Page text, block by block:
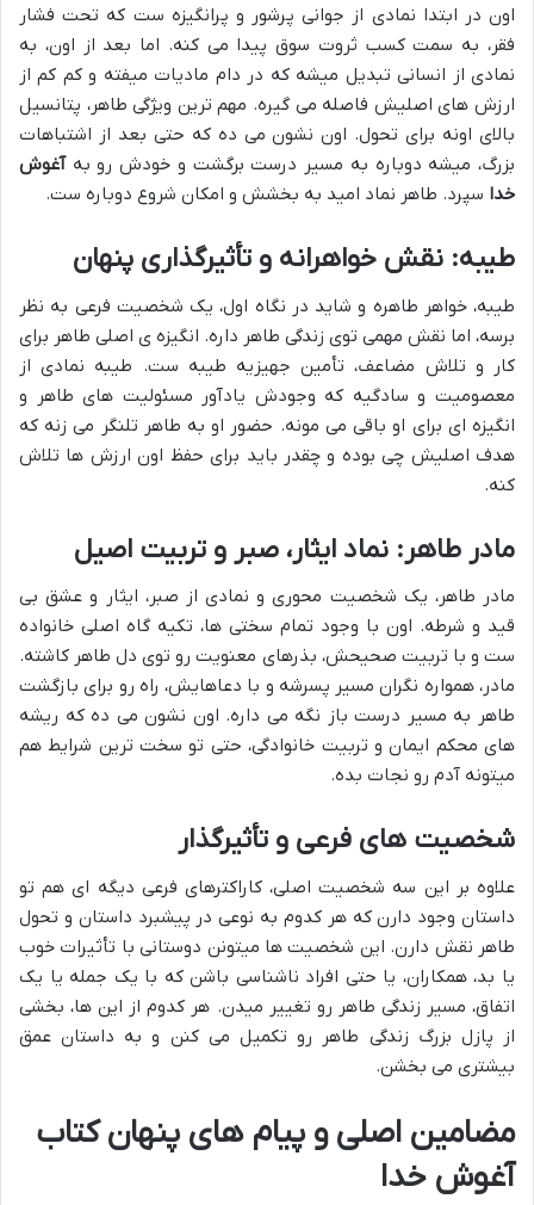
اون در ابتدا نمادی از جوانی پرشور و پرانگیزه ست که تحت فشار
فقر، به سمت کسب ثروت سوق پیدا می کنه. اما بعد از اون، به
نمادی از انسانی تبدیل میشه که در دام مادیات میفته و کم کم از
ارزش های اصلیش فاصله می گیره. مهم ترین ویژگی طاهر، پتانسیل
بالای اونه برای تحول. اون نشون می ده که حتی بعد از اشتباهات
بزرگ، میشه دوباره به مسیر درست برگشت و خودش رو بهآغوش
خدا سپرد. طاهر نماد امید به بخشش و امکان شروع دوباره ست.
طیبه: نقش خواهرانه و تأثیرگذاری پنهان
طیبه، خواهر طاهره و شاید در نگاه اول، یک شخصیت فرعی به نظر
برسه، اما نقش مهمی توی زندگی طاهر داره. انگیزه ی اصلی طاهر برای
کار و تلاش مضاعف، تأمین جهیزیه طیبه ست. طیبه نمادی از
معصومیت و سادگیه که وجودش یادآور مسئولیت های طاهر و
انگیزه ای برای او باقی می مونه. حضور او به طاهر تلنگر می زنه که
هدف اصلیش چی بوده و چقدر باید برای حفظ اون ارزش ها تلاش
کنه.
مادر طاهر: نماد ایثار، صبر و تربیت اصیل
مادر طاهر، یک شخصیت محوری و نمادی از صبر، ایثار و عشق بی
قید و شرطه. اون با وجود تمام سختی ها، تکیه گاه اصلی خانواده
ست و با تربیت صحیحش، بذرهای معنویت رو توی دل طاهر کاشته.
مادر، همواره نگران مسیر پسرشه و با دعاهایش، راه رو برای بازگشت
طاهر به مسیر درست باز نگه می داره. اون نشون می ده که ریشه
های محکم ایمان و تربیت خانوادگی، حتی تو سخت ترین شرایط هم
میتونه آدم رو نجات بده.
شخصیت های فرعی و تأثیرگذار
علاوه بر این سه شخصیت اصلی، کاراکترهای فرعی دیگه ای هم تو
داستان وجود دارن که هر کدوم به نوعی در پیشبرد داستان و تحول
طاهر نقش دارن. این شخصیت ها میتونن دوستانی با تأثیرات خوب
یا بد، همکاران، یا حتی افراد ناشناسی باشن که با یک جمله یا یک
اتفاق، مسیر زندگی طاهر رو تغییر میدن. هر کدوم از این ها، بخشی
از پازل بزرگ زندگی طاهر رو تکمیل می کنن و به داستان عمق
بیشتری می بخشن.
مضامین اصلی و پیام های پنهان کتاب
آغوش خدا